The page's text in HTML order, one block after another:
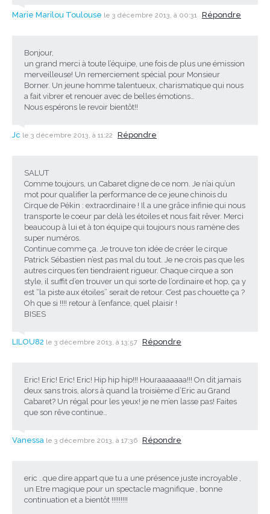
Marie Marilou Toulouse le 3 décembre 2013, à 00:31 Répondre
Bonjour,
un grand merci à toute l’équipe, une fois de plus une émission
merveilleuse! Un remerciement spécial pour Monsieur
Borner. Un jeune homme talentueux, charismatique qui nous
a fait vibrer et renouer avec de belles émotions…
Nous espérons le revoir bientôt!!
Jc le 3 décembre 2013, à 11:22 Répondre
SALUT
Comme toujours, un Cabaret digne de ce nom. Je n’ai qu’un
mot pour qualifier la performance de ce jeune chinois du
Cirque de Pékin : extraordinaire ! Il a une grâce infinie qui nous
transporte le coeur par delà les étoiles et nous fait rêver. Merci
beaucoup à lui et à ton équipe qui toujours nous ramène des
super numéros.
Continue comme ça. Je trouve ton idée de créer le cirque
Patrick Sébastien n’est pas mal du tout. Je ne crois pas que les
autres cirques t’en tiendraient rigueur. Chaque cirque a son
style, il suffit d’en trouver un qui sorte de l’ordinaire et hop, ça y
est “la piste aux étoiles” serait de retour. C’est pas chouette ça ?
Oh que si !!!! retour à l’enfance, quel plaisir !
BISES
LILOU82 le 3 décembre 2013, à 13:57 Répondre
Eric! Eric! Eric! Eric! Hip hip hip!!! Houraaaaaaa!!! On dit jamais
deux sans trois, alors à quand la troisième d’Eric au Grand
Cabaret? Un régal pour les yeux! je ne m’en lasse pas! Faites
que son rêve continue…
Vanessa le 3 décembre 2013, à 17:36 Répondre
eric ..que dire appart que tu a une présence juste incroyable ,
un Etre magique pour un spectacle magnifique , bonne
continuation et a bientôt !!!!!!!!!